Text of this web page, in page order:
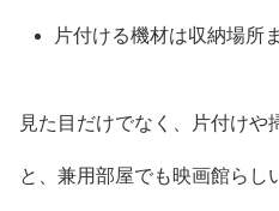
片付ける機材は収納場所
見た目だけでなく、片付けや
と、兼用部屋でも映画館らし